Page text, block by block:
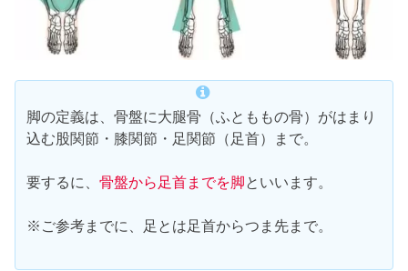
脚の定義は、骨盤に大腿骨（ふとももの骨）がはまり
込む股関節・膝関節・足関節（足首）まで。
要するに、 骨盤から足首までを脚といいます。
※ご参考までに、足とは足首からつま先まで。